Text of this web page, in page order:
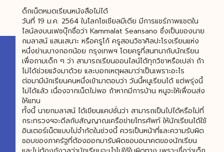
ด็กเน็ตหมดเรียนหนังสือไม่ได้
วันที่ 19 ม.ค. 2564 ในโลกโซเชียลมีเดีย มีการแชร์ภาพแชตใน
ไลน์ลงบนเฟซบุ๊กชื่อว่า Kammalat Seansano ซึ่งเป็นของนาย
กมลาสน์ แสนเสนาะ หรือครูโก้ ครูสอนวิชาศิลปะโรงเรียนแห่ง
หนึ่งย่านบางกอกน้อย กรุงเทพฯ โดยครูที่สนทนากับนักเรียน
เพื่อถามเด็ก ๆ ว่า สามารถเรียนออนไลน์ได้ทุกวิชาหรือเปล่า ถ้า
ไม่ได้ช่วยแจ้งมาด้วย และบอกเหตุผลมาว่าเป็นเพราะอะไร
ต่อมามีนักเรียนคนหนึ่งเข้ามาตอบว่า วันนี้หนูเรียนได้ แต่พรุ่งนี้
ไม่ได้แล้ว เนื่องจากเน็ตไม่พอ ถ้าหากมีการบ้าน หนูจะให้เพื่อนส่ง
ให้แทน
ทั้งนี้ นายกมลาสน์ ได้เขียนแคปชั่นว่า สามารถเป็นไปได้หรือไม่ที่
กระทรวงฯจะดีลกับสัญญาณเครือข่ายโทรศัพท์ ให้นักเรียนได้ใช้
อินเตอร์เน็ตแบบไม่จำกัดในช่วงนี้ ควรเป็นหน้าที่และความรับผิด
ชอบของภาครัฐที่ต้องออกมารับผิดชอบอนาคตของนักเรียน